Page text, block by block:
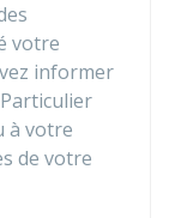
votre
informer
à votre
de votre